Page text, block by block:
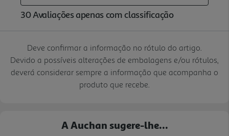
Deve confirmar a informação no rótulo do artigo.
Devido a possíveis alterações de embalagens e/ou rótulos,
deverá considerar sempre a informação que acompanha o
produto que recebe.
A Auchan sugere-lhe...